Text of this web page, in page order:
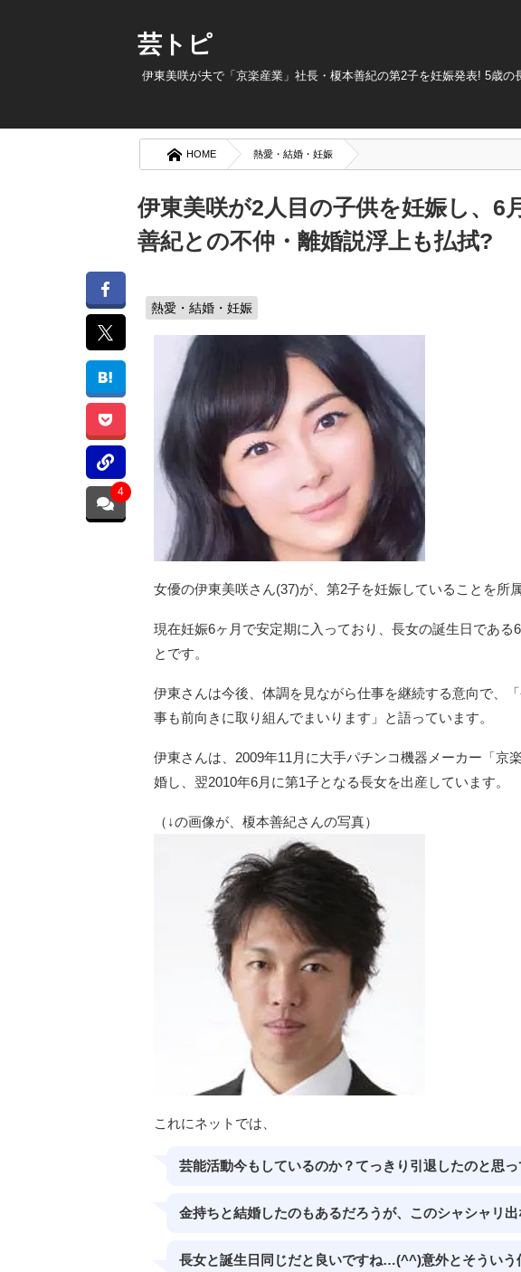
芸トピ
伊東美咲が夫で「京楽産業」社長・榎本善紀の第2子を妊娠発表! 5歳
HOME 熱愛・結婚・妊娠
伊東美咲が2人目の子供を妊娠し、6
善紀との不仲・離婚説浮上も払拭?
熱愛・結婚・妊娠
4
女優の伊東美咲さん(37)が、第2子を妊娠していることを所
現在妊娠6ヶ月で安定期に入っており、長女の誕生日である
とです。
伊東さんは今後、体調を見ながら仕事を継続する意向で、
事も前向きに取り組んでまいります」と語っています。
伊東さんは、2009年11月に大手パチンコ機器メーカー「京
婚し、翌2010年6月に第1子となる長女を出産しています。
（↓の画像が、榎本善紀さんの写真）
これにネットでは、
芸能活動今もしているのか？てっきり引退したのと思っ
金持ちと結婚したのもあるだろうが、このシャシャリ
長女と誕生日同じだと良いですね…(^^)意外とそういう